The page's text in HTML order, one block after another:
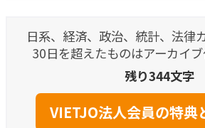
日系、経済、政治、統計、法律
30日を超えたものはアーカイ
残り344文字